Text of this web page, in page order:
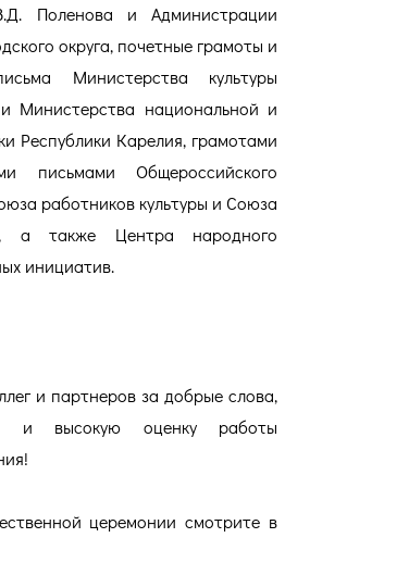
Поленова и Администрации
округа, почетные грамоты и
Министерства культуры
Министерства национальной и
Республики Карелия, грамотами
письмами Общероссийского
работников культуры и Союза
а также Центра народного
инициатив.
и партнеров за добрые слова,
и высокую оценку работы
церемонии смотрите в